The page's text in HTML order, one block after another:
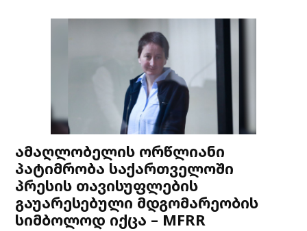
ამაღლობელის ორწლიანი
პატიმრობა საქართველოში
პრესის თავისუფლების
გაუარესებული მდგომარეობის
სიმბოლოდ იქცა – MFRR